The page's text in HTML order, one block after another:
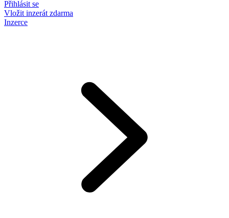
Přihlásit se
Vložit inzerát zdarma
Inzerce